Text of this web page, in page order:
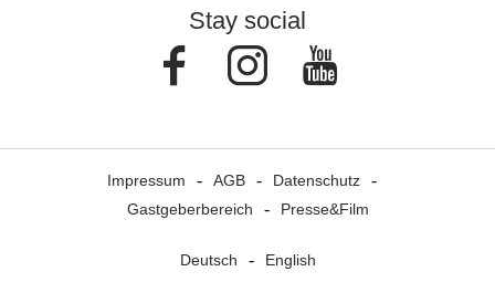
Stay social
FacebookInstagram
Impressum AGB
Datenschutz
Gastgeberbereich
Presse&Film
Deutsch English